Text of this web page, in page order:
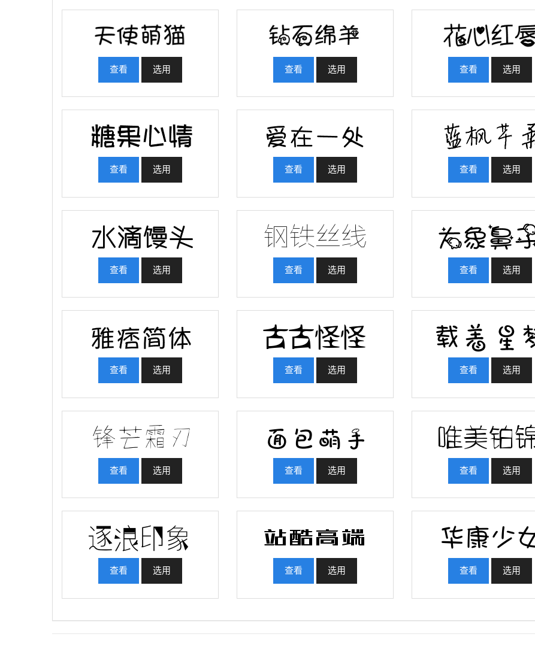
查看 选用 查看 选用 查看 选用
查看 选用 查看 选用 查看 选用
查看 选用 查看 选用 查看 选用
查看 选用 查看 选用 查看 选用
查看 选用 查看 选用 查看 选用
查看 选用 查看 选用 查看 选用